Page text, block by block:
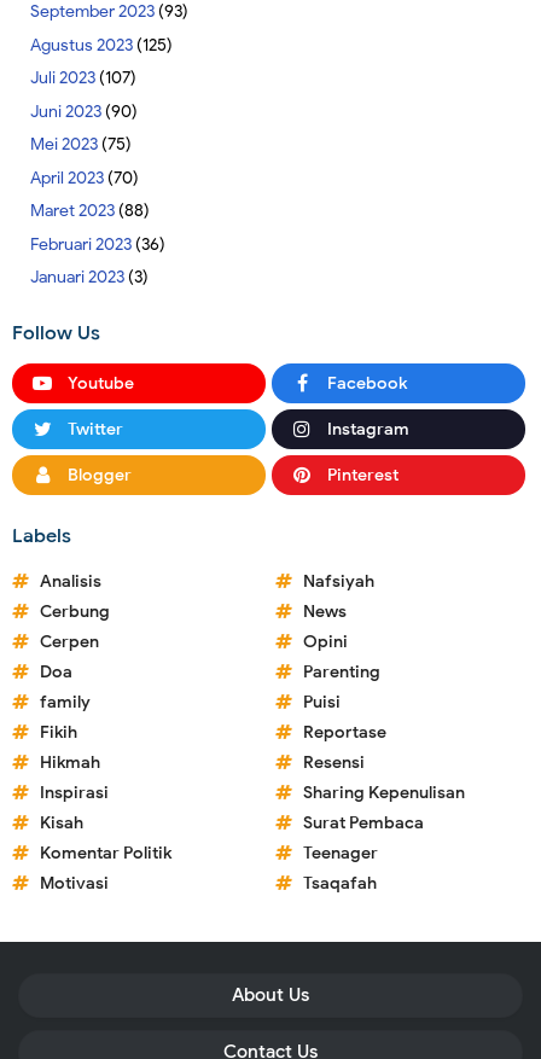
September 2023(93)
Agustus 2023(125)
Juli 2023(107)
Juni 2023(90)
Mei 2023(75)
April 2023(70)
Maret 2023(88)
Februari 2023(36)
Januari 2023(3)
Follow Us
Youtube Facebook
Twitter Instagram
Blogger Pinterest
Labels
Analisis
Cerbung
Cerpen
Doa
family
Fikih
Hikmah
Inspirasi
Kisah
Komentar Politik
Motivasi
Nafsiyah
News
Opini
Parenting
Puisi
Reportase
Resensi
Sharing Kepenulisan
Surat Pembaca
Teenager
Tsaqafah
About Us
Contact Us